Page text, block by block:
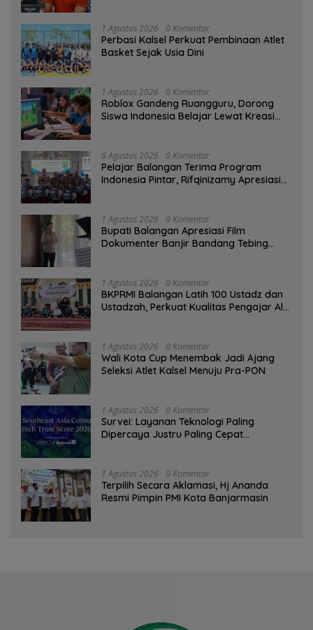
1 Agustus 2026 0 Komentar
Perbasi Kalsel Perkuat Pembinaan Atlet
Basket Sejak Usia Dini
1 Agustus 2026 0 Komentar
Roblox Gandeng Ruangguru, Dorong
Siswa Indonesia Belajar Lewat Kreasi
6 Agustus 2026 0 Komentar
Pelajar Balangan Terima Program
Indonesia Pintar, Rifqinizamy Apresiasi
1 Agustus 2026 0 Komentar
Bupati Balangan Apresiasi Film
Dokumenter Banjir Bandang Tebing
1 Agustus 2026 0 Komentar
BKPRMI Balangan Latih 100 Ustadz dan
Ustadzah, Perkuat Kualitas Pengajar Al-
1 Agustus 2026 0 Komentar
Wali Kota Cup Menembak Jadi Ajang
Seleksi Atlet Kalsel Menuju Pra-PON
1 Agustus 2026 0 Komentar
Survei: Layanan Teknologi Paling
Dipercaya Justru Paling Cepat
1 Agustus 2026 0 Komentar
‎Terpilih Secara Aklamasi, Hj Ananda
Resmi Pimpin PMI Kota Banjarmasin